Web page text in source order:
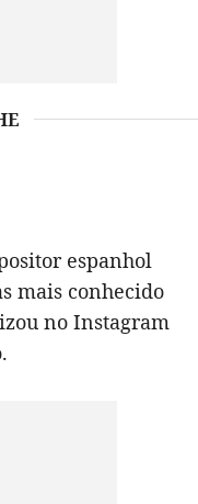
espanhol
mais conhecido
no Instagram